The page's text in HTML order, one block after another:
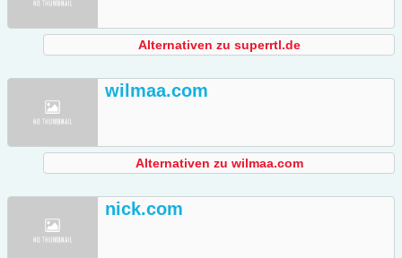
Alternativen zu superrtl.de
wilmaa.com
Alternativen zu wilmaa.com
nick.com